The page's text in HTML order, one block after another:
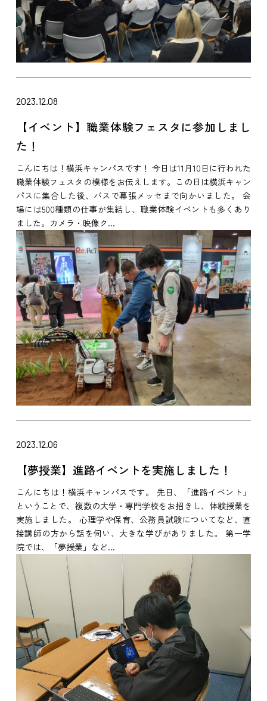
2023.12.08
【イベント】職業体験フェスタに参加しまし
た！
こんにちは！横浜キャンパスです！ 今日は11月10日に行われた
職業体験フェスタの模様をお伝えします。この日は横浜キャン
パスに集合した後、バスで幕張メッセまで向かいました。 会
場には500種類の仕事が集結し、職業体験イベントも多くあり
ました。カメラ・映像ク...
2023.12.06
【夢授業】進路イベントを実施しました！
こんにちは！横浜キャンパスです。 先日、「進路イベント」
ということで、複数の大学・専門学校をお招きし、体験授業を
実施しました。 心理学や保育、公務員試験についてなど、直
接講師の方から話を伺い、大きな学びがありました。 第一学
院では、「夢授業」など...